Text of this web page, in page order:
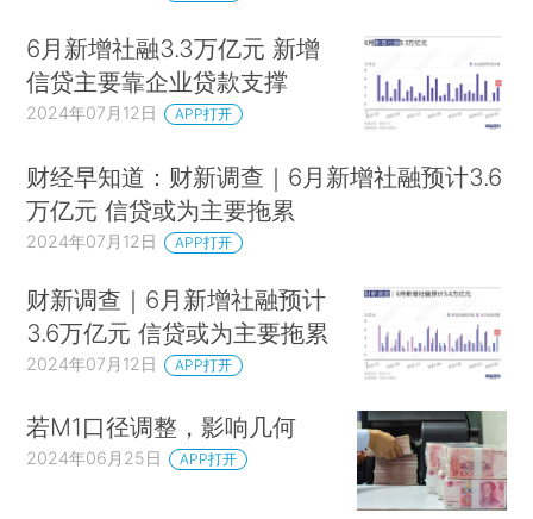
6月新增社融3.3万亿元 新增
信贷主要靠企业贷款支撑
2024年07月12日 APP打开
财经早知道：财新调查｜6月新增社融预计3.6
万亿元 信贷或为主要拖累
2024年07月12日 APP打开
财新调查｜6月新增社融预计
3.6万亿元 信贷或为主要拖累
2024年07月12日 APP打开
若M1口径调整，影响几何
2024年06月25日 APP打开